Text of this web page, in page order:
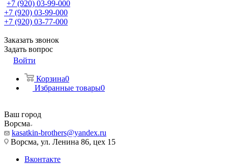
+7 (920) 03-99-000
+7 (920) 03-99-000
+7 (920) 03-77-000
Заказать звонок
Задать вопрос
Войти
Корзина0
Избранные товары0
Ваш город
Ворсма
kasatkin-brothers@yandex.ru
Ворсма, ул. Ленина 86, цех 15
Вконтакте